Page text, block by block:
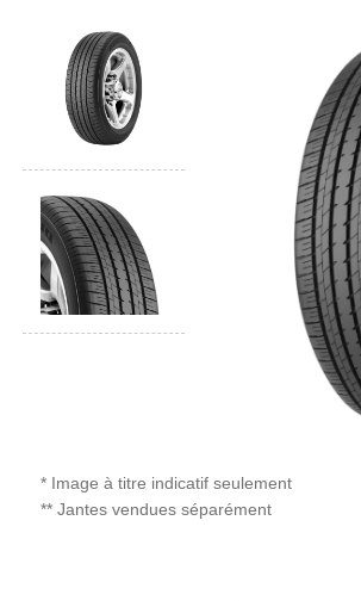
* Image à titre indicatif seulement
** Jantes vendues séparément